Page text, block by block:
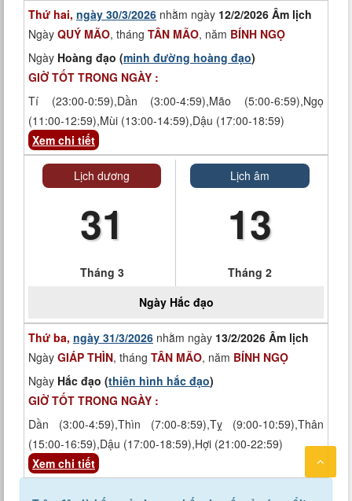
Thứ hai, ngày 30/3/2026 nhằm ngày 12/2/2026 Âm lịch
Ngày QUÝ MÃO, tháng TÂN MÃO, năm BÍNH NGỌ
Ngày Hoàng đạo (minh đường hoàng đạo)
GIỜ TỐT TRONG NGÀY :
Tí (23:00-0:59),Dần (3:00-4:59),Mão (5:00-6:59),Ngọ
(11:00-12:59),Mùi (13:00-14:59),Dậu (17:00-18:59)
Xem chi tiết
Lịch dương
31
Tháng 3
Lịch âm
13
Tháng 2
Ngày Hắc đạo
Thứ ba, ngày 31/3/2026 nhằm ngày 13/2/2026 Âm lịch
Ngày GIÁP THÌN, tháng TÂN MÃO, năm BÍNH NGỌ
Ngày Hắc đạo (thiên hình hắc đạo)
GIỜ TỐT TRONG NGÀY :
Dần (3:00-4:59),Thìn (7:00-8:59),Tỵ (9:00-10:59),Thân
(15:00-16:59),Dậu (17:00-18:59),Hợi (21:00-22:59)
Xem chi tiết